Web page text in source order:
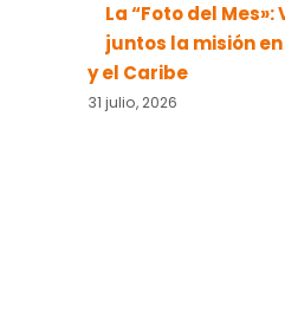
La “Foto del
juntos la misión
y el Caribe
31 julio, 2026